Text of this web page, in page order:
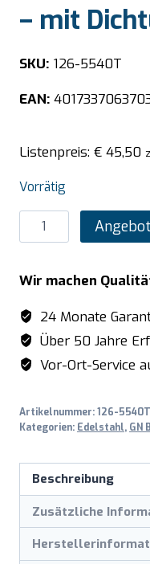
– mit
SKU: 126-5540T
EAN:
Listenpreis: € 45,50
Vorrätig
SARO
TOP
GN-
Deckel
mit
Dichtung
GN
Menge
Wir machen
24 Monate
Über 50 Jahre
Vor-Ort-Service
Artikelnummer:126-5540T
Kategorien: Edelstahl, GN
Beschreibung
Zusätzliche